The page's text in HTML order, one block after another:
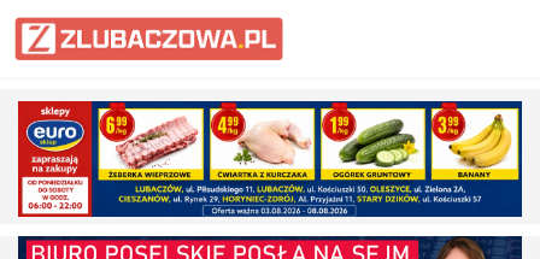
Informacje Lubaczów, powiat